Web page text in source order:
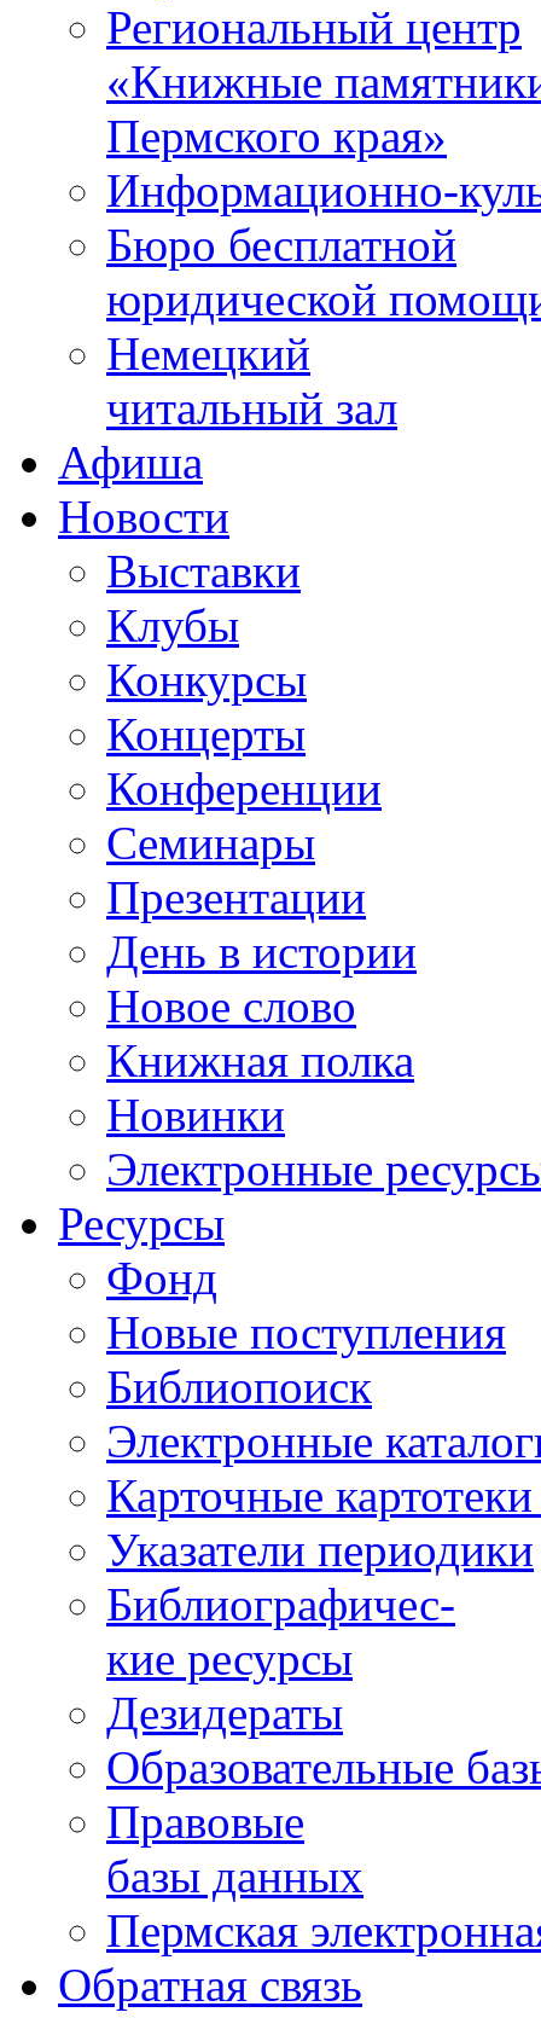
Региональный центр
«Книжные
Пермского края»
Информационно-
Бюро бесплатной
юридической
Немецкий
читальный зал
Афиша
Новости
Выставки
Клубы
Конкурсы
Концерты
Конференции
Семинары
Презентации
День в истории
Новое слово
Книжная полка
Новинки
Электронные
Ресурсы
Фонд
Новые поступления
Библиопоиск
Электронные
Карточные
Указатели периодики
Библиографичес-
кие ресурсы
Дезидераты
Образовательные
Правовые
базы данных
Пермская
Обратная связь